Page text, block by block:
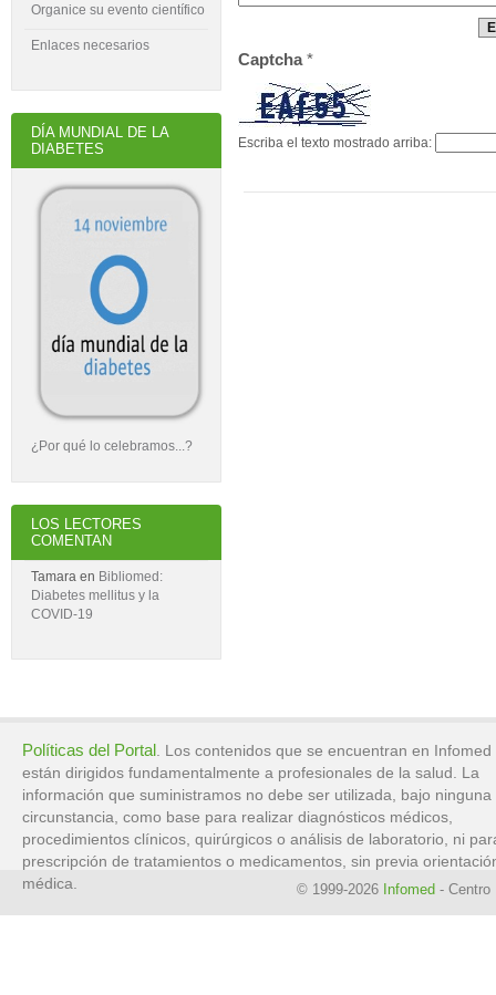
Captcha*
Escriba el texto mostrado arriba:
Organice su evento científico
Enlaces necesarios
DÍA MUNDIAL DE LA
DIABETES
¿Por qué lo celebramos...?
LOS LECTORES
COMENTAN
Tamara en Bibliomed:
Diabetes mellitus y la
COVID-19
Políticas del Portal . Los contenidos que se encuentran en Infomed
están dirigidos fundamentalmente a profesionales de la salud. La
información que suministramos no debe ser utilizada, bajo ninguna
circunstancia, como base para realizar diagnósticos médicos,
procedimientos clínicos, quirúrgicos o análisis de laboratorio, ni
prescripción de tratamientos o medicamentos, sin previa
médica.
© 1999-2026 Infomed - Centro